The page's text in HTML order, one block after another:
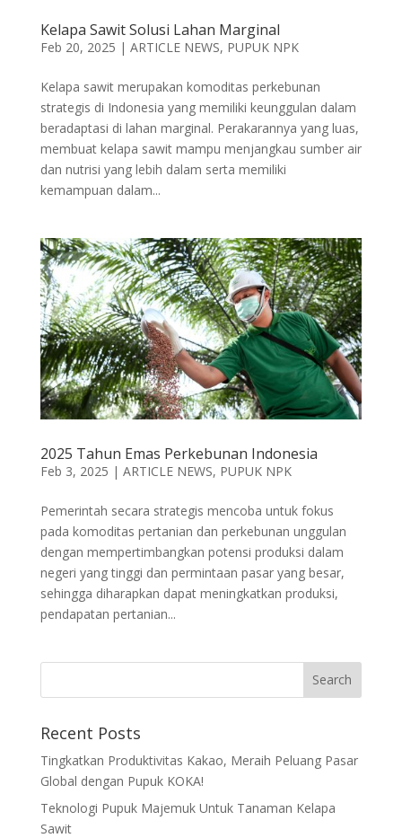
Kelapa Sawit Solusi Lahan Marginal
Feb 20, 2025 | ARTICLE NEWS, PUPUK NPK
Kelapa sawit merupakan komoditas perkebunan
strategis di Indonesia yang memiliki keunggulan dalam
beradaptasi di lahan marginal. Perakarannya yang luas,
membuat kelapa sawit mampu menjangkau sumber air
dan nutrisi yang lebih dalam serta memiliki
kemampuan dalam...
2025 Tahun Emas Perkebunan Indonesia
Feb 3, 2025 | ARTICLE NEWS, PUPUK NPK
Pemerintah secara strategis mencoba untuk fokus
pada komoditas pertanian dan perkebunan unggulan
dengan mempertimbangkan potensi produksi dalam
negeri yang tinggi dan permintaan pasar yang besar,
sehingga diharapkan dapat meningkatkan produksi,
pendapatan pertanian...
Recent Posts
Tingkatkan Produktivitas Kakao, Meraih Peluang Pasar
Global dengan Pupuk KOKA!
Teknologi Pupuk Majemuk Untuk Tanaman Kelapa
Sawit